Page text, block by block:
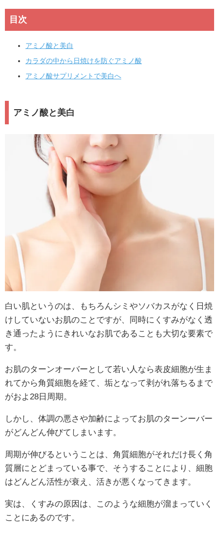
目次
アミノ酸と美白
カラダの中から日焼けを防ぐアミノ酸
アミノ酸サプリメントで美白へ
アミノ酸と美白
白い肌というのは、もちろんシミやソバカスがなく日焼
けしていないお肌のことですが、同時にくすみがなく透
き通ったようにきれいなお肌であることも大切な要素で
す。
お肌のターンオーバーとして若い人なら表皮細胞が生ま
れてから角質細胞を経て、垢となって剥がれ落ちるまで
がおよ28日周期。
しかし、体調の悪さや加齢によってお肌のターンーバー
がどんどん伸びてしまいます。
周期が伸びるということは、角質細胞がそれだけ長く角
質層にとどまっている事で、そうすることにより、細胞
はどんどん活性が衰え、活きが悪くなってきます。
実は、くすみの原因は、このような細胞が溜まっていく
ことにあるのです。